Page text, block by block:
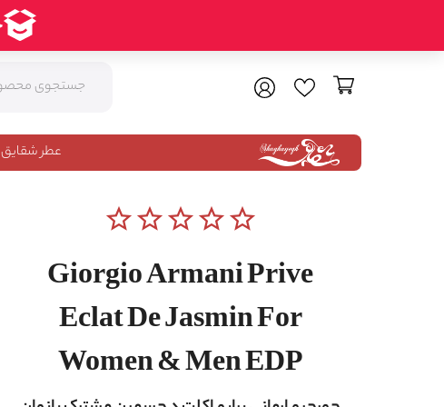
عطر شقایق
star_borderstar_borderstar_borderstar_borderstar_border
Giorgio Armani Prive
Eclat De Jasmin For
Women & Men EDP